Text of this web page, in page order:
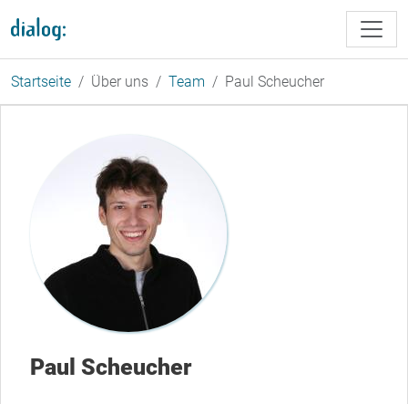
Startseite Über uns Team Paul Scheucher
Paul Scheucher